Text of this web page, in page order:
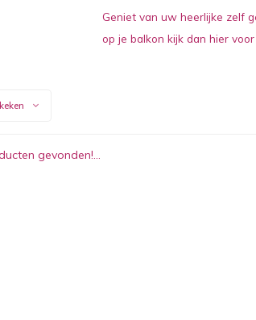
Geniet van uw heerlijke zelf
op je balkon kijk dan hier
gevonden!...